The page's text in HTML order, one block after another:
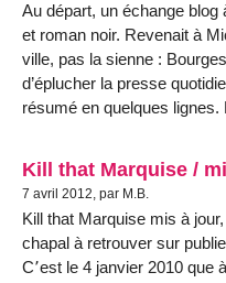
Au départ, un échange blog
et roman noir. Revenait à
ville, pas la sienne :
d’éplucher la presse
résumé en quelques lignes.
Kill that Marquise /
7 avril 2012, par M.B.
Kill that Marquise mis à
chapal à retrouver sur
C՚est le 4 janvier 2010 que